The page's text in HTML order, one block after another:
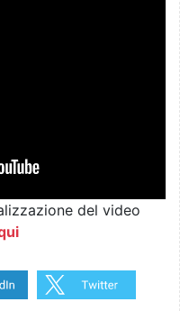
del video